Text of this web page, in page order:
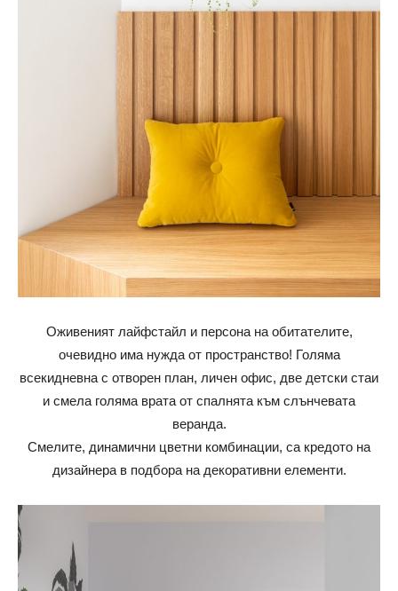
Оживеният лайфстайл и персона на обитателите,
очевидно има нужда от пространство! Голяма
всекидневна с отворен план, личен офис, две детски стаи
и смела голяма врата от спалнята към слънчевата
веранда.
Смелите, динамични цветни комбинации, са кредото на
дизайнера в подбора на декоративни елементи.